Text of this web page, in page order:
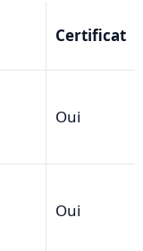
Certificat
Oui
Oui